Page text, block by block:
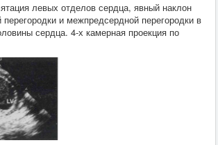
левых отделов сердца, явный наклон
и межпредсердной перегородки в
сердца. 4-х камерная проекция по